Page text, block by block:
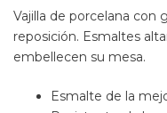
Vajilla de porcelana con
reposición. Esmaltes
embellecen su mesa.
Esmalte de la